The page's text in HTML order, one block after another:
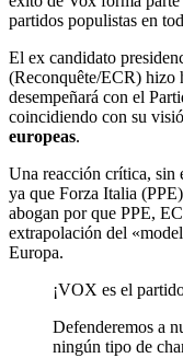
partidos populistas en
El ex candidato
(Reconquête/ECR) hizo
desempeñará con el
coincidiendo con su
europeas.
Una reacción crítica, sin
ya que Forza Italia
abogan por que PPE,
extrapolación del
Europa.
¡VOX es el
Defenderemos a
ningún tipo de